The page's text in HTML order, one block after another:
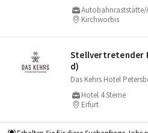
Kirchworbis
Stellvertretender
d)
Das Kehrs Hotel
Hotel 4 Sterne
Erfurt